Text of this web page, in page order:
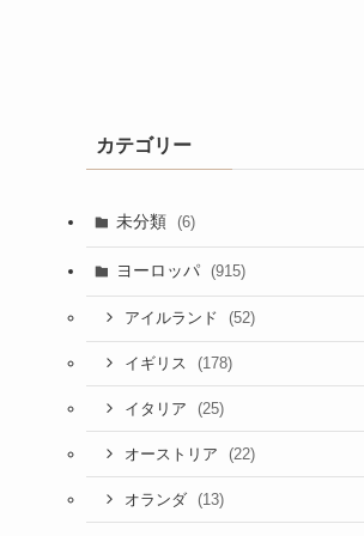
カテゴリー
未分類 (6)
ヨーロッパ (915)
アイルランド (52)
イギリス (178)
イタリア (25)
オーストリア (22)
オランダ (13)